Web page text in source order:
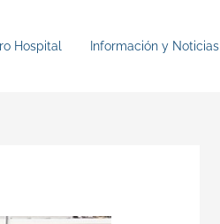
Hospital Información y Noticias